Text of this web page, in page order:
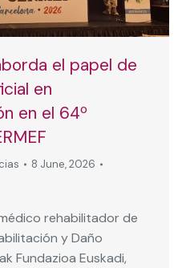
el papel de
en
en el 64º
8 June, 2026
rehabilitador de
y Daño
Fundazioa Euskadi,